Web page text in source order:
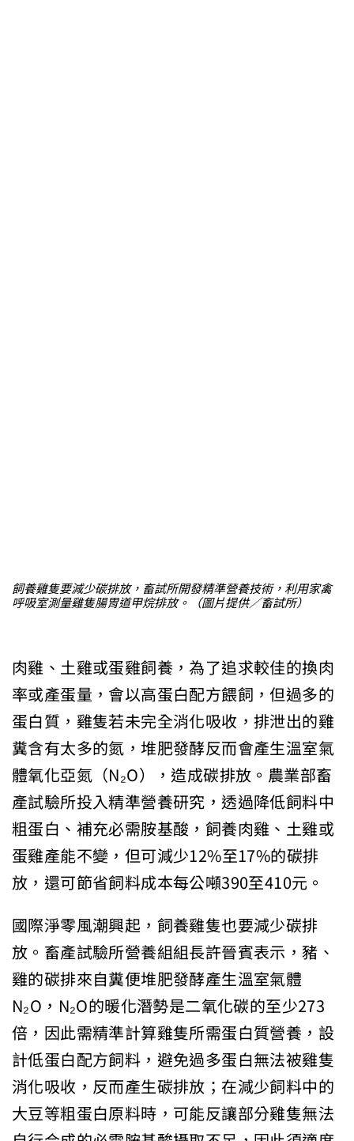
飼養雞隻要減少碳排放，畜試所開發精準營養技術，利用家禽
呼吸室測量雞隻腸胃道甲烷排放。（圖片提供／畜試所）
肉雞、土雞或蛋雞飼養，為了追求較佳的換肉
率或產蛋量，會以高蛋白配方餵飼，但過多的
蛋白質，雞隻若未完全消化吸收，排泄出的雞
糞含有太多的氮，堆肥發酵反而會產生溫室氣
體氧化亞氮（N₂O），造成碳排放。農業部畜
產試驗所投入精準營養研究，透過降低飼料中
粗蛋白、補充必需胺基酸，飼養肉雞、土雞或
蛋雞產能不變，但可減少12%至17%的碳排
放，還可節省飼料成本每公噸390至410元。
國際淨零風潮興起，飼養雞隻也要減少碳排
放。畜產試驗所營養組組長許晉賓表示，豬、
雞的碳排來自糞便堆肥發酵產生溫室氣體
N₂O，N₂O的暖化潛勢是二氧化碳的至少273
倍，因此需精準計算雞隻所需蛋白質營養，設
計低蛋白配方飼料，避免過多蛋白無法被雞隻
消化吸收，反而產生碳排放；在減少飼料中的
大豆等粗蛋白原料時，可能反讓部分雞隻無法